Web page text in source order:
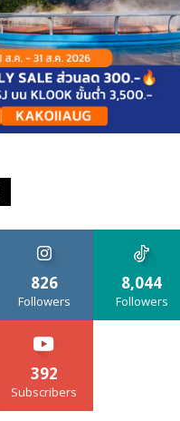
826
Followers
8,044
Followers
392
Subscribers